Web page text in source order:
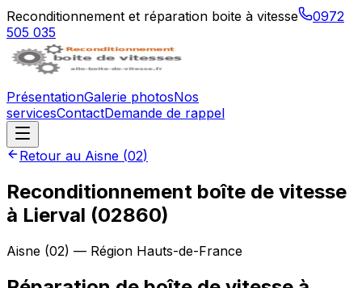
Reconditionnement et réparation boite à vitesse
0972
505 035
PrésentationGalerie photosNos
servicesContactDemande de rappel
Retour au Aisne (02)
Reconditionnement boîte de vitesse
à Lierval (02860)
Aisne (02) — Région Hauts-de-France